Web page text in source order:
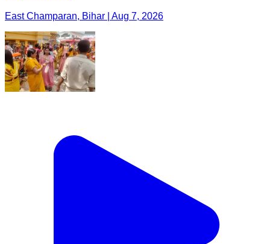
East Champaran, Bihar | Aug 7, 2026